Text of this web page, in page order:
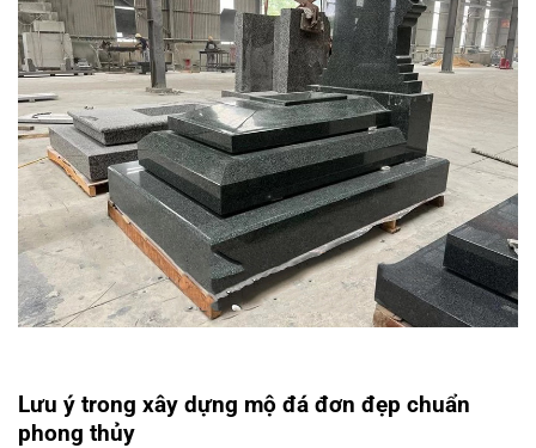
Lưu ý trong xây dựng mộ đá đơn đẹp chuẩn
phong thủy